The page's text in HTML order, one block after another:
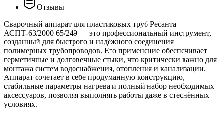
Отзывы
Сварочный аппарат для пластиковых труб Ресанта
АСПТ-63/2000 65/249 — это профессиональный инструмент,
созданный для быстрого и надёжного соединения
полимерных трубопроводов. Его применение обеспечивает
герметичные и долговечные стыки, что критически важно для
монтажа систем водоснабжения, отопления и канализации.
Аппарат сочетает в себе продуманную конструкцию,
стабильные параметры нагрева и полный набор необходимых
аксессуаров, позволяя выполнять работы даже в стеснённых
условиях.